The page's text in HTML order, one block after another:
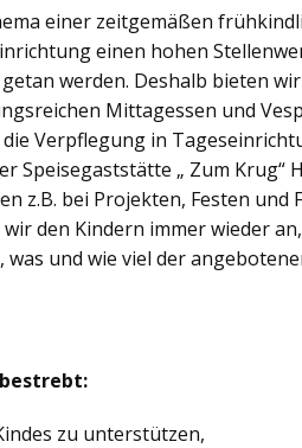
einer zeitgemäßen
einen hohen
werden. Deshalb bieten
Mittagessen und
Verpflegung in
Speisegaststätte „ Zum
z.B. bei Projekten, Festen
den Kindern immer wieder
und wie viel der
zu unterstützen,